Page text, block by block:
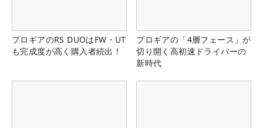
プロギアのRS DUOはFW・UT
も完成度が高く購入者続出！
プロギアの「4層フェース」が
切り開く高初速ドライバーの
新時代